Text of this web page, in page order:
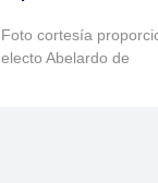
Foto cortesía
electo Abelardo de